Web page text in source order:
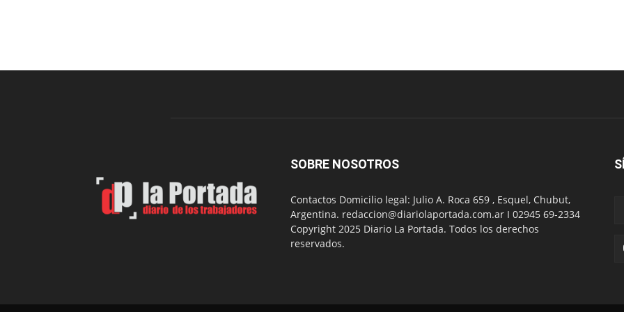
SOBRE NOSOTROS
Contactos Domicilio legal: Julio A. Roca 659 , Esquel, Chubut,
Argentina. redaccion@diariolaportada.com.ar I 02945 69-2334
Copyright 2025 Diario La Portada. Todos los derechos
reservados.